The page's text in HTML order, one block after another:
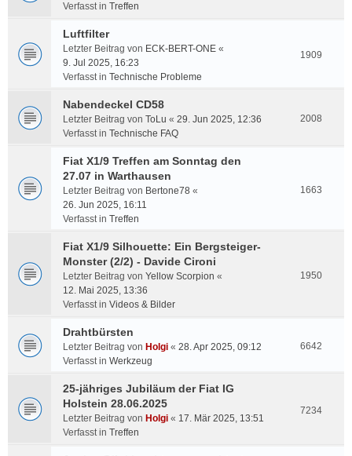
Verfasst in Treffen
Luftfilter
Letzter Beitrag von ECK-BERT-ONE «
9. Jul 2025, 16:23
Verfasst in Technische Probleme
1909
Nabendeckel CD58
Letzter Beitrag von ToLu « 29. Jun 2025, 12:36
Verfasst in Technische FAQ
2008
Fiat X1/9 Treffen am Sonntag den
27.07 in Warthausen
Letzter Beitrag von Bertone78 «
26. Jun 2025, 16:11
Verfasst in Treffen
1663
Fiat X1/9 Silhouette: Ein Bergsteiger-
Monster (2/2) - Davide Cironi
Letzter Beitrag von Yellow Scorpion «
12. Mai 2025, 13:36
Verfasst in Videos & Bilder
1950
Drahtbürsten
Letzter Beitrag von Holgi « 28. Apr 2025, 09:12
Verfasst in Werkzeug
6642
25-jähriges Jubiläum der Fiat IG
Holstein 28.06.2025
Letzter Beitrag von Holgi « 17. Mär 2025, 13:51
Verfasst in Treffen
7234